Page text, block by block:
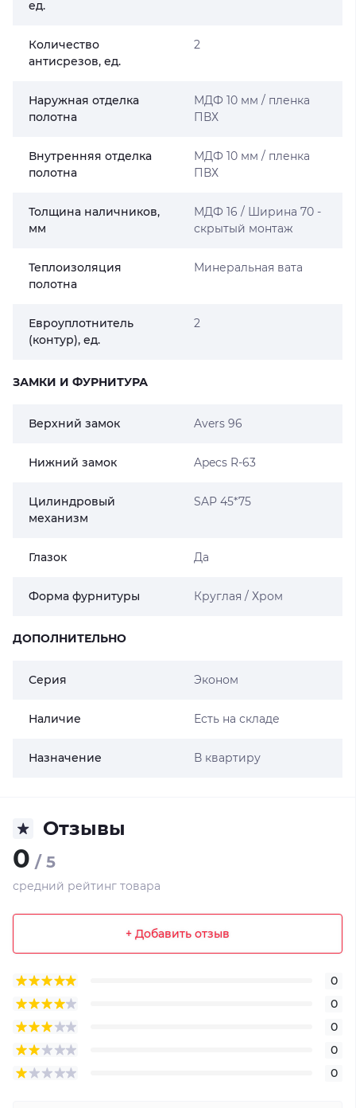
ед.
Количество
антисрезов, ед.
2
Наружная отделка
полотна
МДФ 10 мм / пленка
ПВХ
Внутренняя отделка
полотна
МДФ 10 мм / пленка
ПВХ
Толщина наличников,
мм
МДФ 16 / Ширина 70 -
скрытый монтаж
Теплоизоляция
полотна
Минеральная вата
Евроуплотнитель
(контур), ед.
2
ЗАМКИ И ФУРНИТУРА
Верхний замок Avers 96
Нижний замок Apecs R-63
Цилиндровый
механизм
SAP 45*75
Глазок Да
Форма фурнитуры Круглая / Хром
ДОПОЛНИТЕЛЬНО
Серия Эконом
Наличие Есть на складе
Назначение В квартиру
Отзывы
0 / 5
средний рейтинг товара
+ Добавить отзыв
0
0
0
0
0